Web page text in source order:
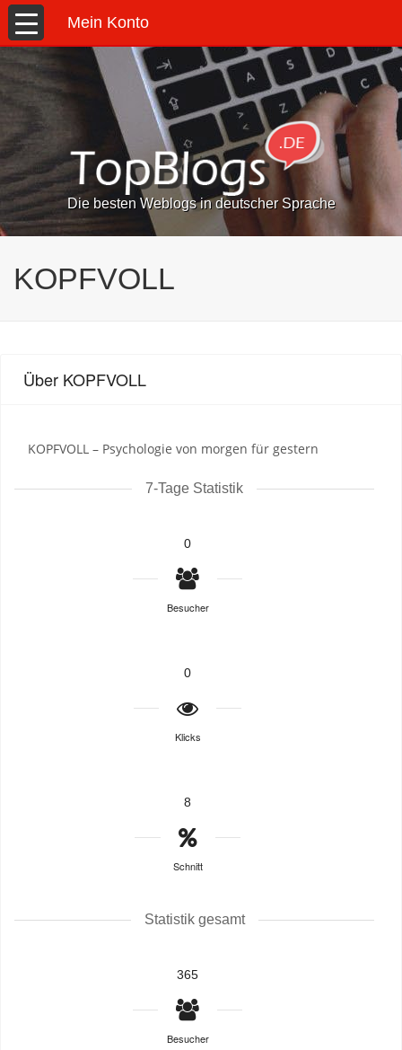
Mein Konto
Die besten Weblogs in deutscher Sprache
KOPFVOLL
Über KOPFVOLL
KOPFVOLL – Psychologie von morgen für gestern
7-Tage Statistik
0
Besucher
0
Klicks
8
Schnitt
Statistik gesamt
365
Besucher